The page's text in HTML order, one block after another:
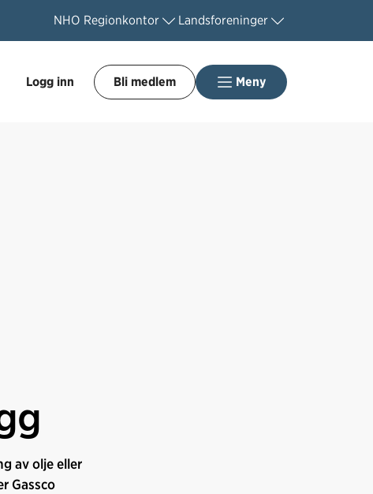
NHO Regionkontor Landsforeninger
Logg inn Bli medlem Meny
av olje eller
Gassco